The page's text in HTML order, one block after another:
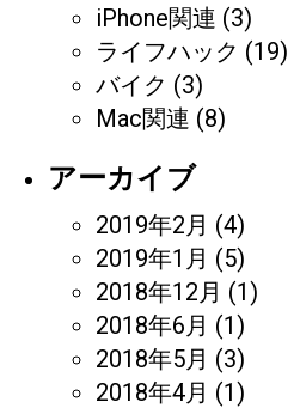
iPhone関連 (3)
ライフハック (19)
バイク (3)
Mac関連 (8)
アーカイブ
2019年2月 (4)
2019年1月 (5)
2018年12月 (1)
2018年6月 (1)
2018年5月 (3)
2018年4月 (1)